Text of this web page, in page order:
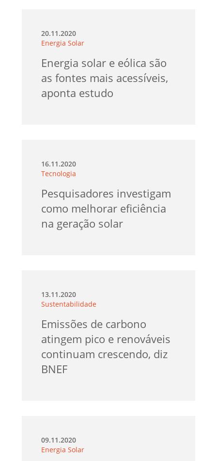
20.11.2020
Energia Solar
Energia solar e eólica são
as fontes mais acessíveis,
aponta estudo
16.11.2020
Tecnologia
Pesquisadores investigam
como melhorar eficiência
na geração solar
13.11.2020
Sustentabilidade
Emissões de carbono
atingem pico e renováveis
continuam crescendo, diz
BNEF
09.11.2020
Energia Solar